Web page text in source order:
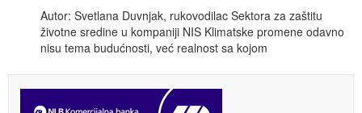
Autor: Svetlana Duvnjak, rukovodilac Sektora za zaštitu
životne sredine u kompaniji NIS Klimatske promene odavno
nisu tema budućnosti, već realnost sa kojom